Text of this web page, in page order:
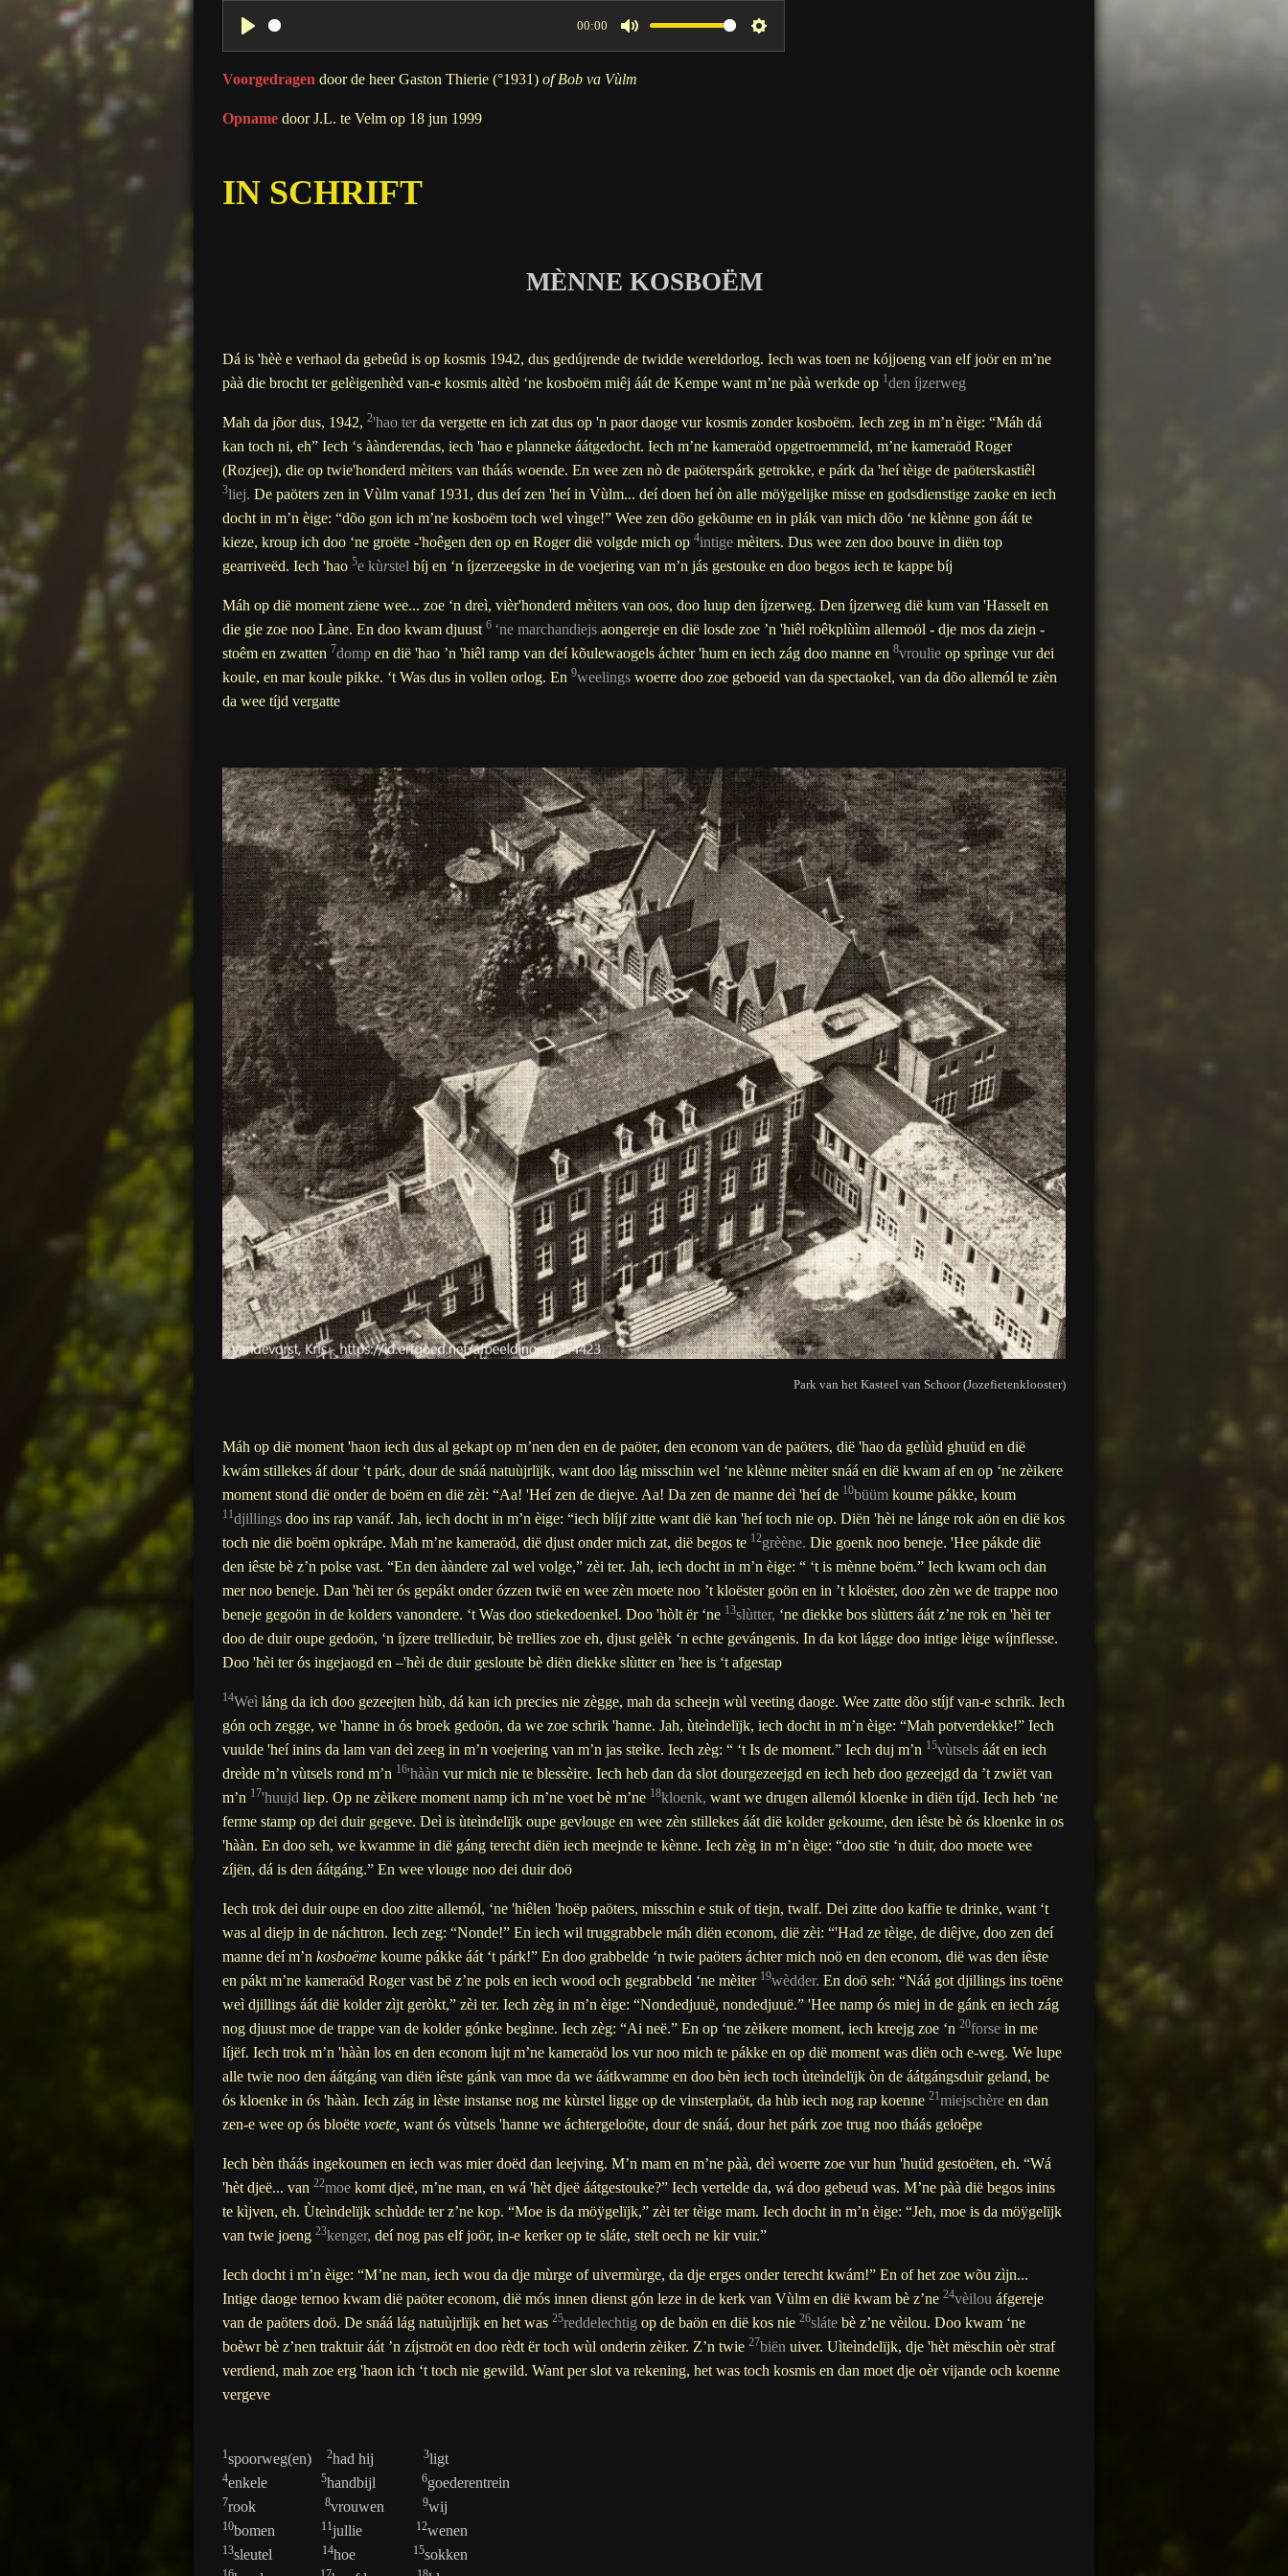
P
l
y
00:00
M
u
S
Voorgedragen door de heer Gaston Thierie (°1931) of Bob va Vùlm
Opname door J.L. te Velm op 18 jun 1999
IN SCHRIFT
MÈNNE KOSBOËM
Dá is 'hèè e verhaol da gebeûd is op kosmis 1942, dus gedújrende de twidde wereldorlog. Iech was toen ne kójjoeng van elf joör en m’ne
pàà die brocht ter gelèigenhèd van-e kosmis altèd ‘ne kosboëm miêj áát de Kempe want m’ne pàà werkde op 1den íjzerweg
Mah da jõor dus, 1942, 2'hao terda vergette en ich zat dus op 'n paor daoge vur kosmis zonder kosboëm. Iech zeg in m’n èige: “Máh dá
kan toch ni, eh” Iech ‘s àànderendas, iech 'hao e planneke áátgedocht. Iech m’ne kameraöd opgetroemmeld, m’ne kameraöd Roger
(Rozjeej), die op twie'honderd mèiters van tháás woende. En wee zen nò de paöterspárk getrokke, e párk da 'heí tèige de paöterskastiêl
3liej. De paöters zen in Vùlm vanaf 1931, dus deí zen 'heí in Vùlm... deí doen heí òn alle möÿgelijke misse en godsdienstige zaoke en iech
docht in m’n èige: “dõo gon ich m’ne kosboëm toch wel vìnge!” Wee zen dõo gekõume en in plák van mich dõo ‘ne klènne gon áát te
kieze, kroup ich doo ‘ne groëte -'hoêgen den op en Roger dië volgde mich op 4intige mèiters. Dus wee zen doo bouve in diën top
gearriveëd. Iech 'hao 5e kùrstel bíj en ‘n íjzerzeegske in de voejering van m’n jás gestouke en doo begos iech te kappe bíj
Máh op dië moment ziene wee... zoe ‘n dreì, vièr'honderd mèiters van oos, doo luup den íjzerweg. Den íjzerweg dië kum van 'Hasselt en
die gie zoe noo Làne. En doo kwam djuust 6 ‘ne marchandiejs aongereje en dië losde zoe ’n 'hiêl roêkplùìm allemoöl - dje mos da ziejn -
stoêm en zwatten 7domp en dië 'hao ’n 'hiêl ramp van deí kõulewaogels áchter 'hum en iech zág doo manne en 8vroulie op sprìnge vur dei
koule, en mar koule pikke. ‘t Was dus in vollen orlog. En 9weelings woerre doo zoe geboeid van da spectaokel, van da dõo allemól te zièn
da wee tíjd vergatte
Park van het Kasteel van Schoor (Jozefietenklooster)
Máh op dië moment 'haon iech dus al gekapt op m’nen den en de paöter, den econom van de paöters, dië 'hao da gelùìd ghuüd en dië
kwám stillekes áf dour ‘t párk, dour de snáá natuùjrlïjk, want doo lág misschin wel ‘ne klènne mèiter snáá en dië kwam af en op ‘ne zèikere
moment stond dië onder de boëm en dië zèi: “Aa! 'Heí zen de diejve. Aa! Da zen de manne deì 'heí de 10büüm koume pákke, koum
11djillings doo ins rap vanáf. Jah, iech docht in m’n èige: “iech blíjf zitte want dië kan 'heí toch nie op. Diën 'hèi ne lánge rok aön en dië kos
toch nie dië boëm opkrápe. Mah m’ne kameraöd, dië djust onder mich zat, dië begos te 12grèène. Die goenk noo beneje. 'Hee pákde dië
den iêste bè z’n polse vast. “En den ààndere zal wel volge,” zèi ter. Jah, iech docht in m’n èige: “ ‘t is mènne boëm.” Iech kwam och dan
mer noo beneje. Dan 'hèi ter ós gepákt onder ózzen twië en wee zèn moete noo ’t kloëster goön en in ’t kloëster, doo zèn we de trappe noo
beneje gegoön in de kolders vanondere. ‘t Was doo stiekedoenkel. Doo 'hòlt ër ‘ne 13slùtter, ‘ne diekke bos slùtters áát z’ne rok en 'hèi ter
doo de duir oupe gedoön, ‘n íjzere trellieduir, bè trellies zoe eh, djust gelèk ‘n echte gevángenis. In da kot lágge doo intige lèige wíjnflesse.
Doo 'hèi ter ós ingejaogd en –'hèi de duir gesloute bè diën diekke slùtter en 'hee is ‘t afgestap
14Weì láng da ich doo gezeejten hùb, dá kan ich precies nie zègge, mah da scheejn wùl veeting daoge. Wee zatte dõo stíjf van-e schrik. Iech
gón och zegge, we 'hanne in ós broek gedoön, da we zoe schrik 'hanne. Jah, ùteìndelïjk, iech docht in m’n èige: “Mah potverdekke!” Iech
vuulde 'heí inins da lam van deì zeeg in m’n voejering van m’n jas steìke. Iech zèg: “ ‘t Is de moment.” Iech duj m’n 15vùtsels áát en iech
dreìde m’n vùtsels rond m’n 16'hààn vur mich nie te blessèire. Iech heb dan da slot dourgezeejgd en iech heb doo gezeejgd da ’t zwiët van
m’n 17'huujd liep. Op ne zèikere moment namp ich m’ne voet bè m’ne 18kloenk, want we drugen allemól kloenke in diën tíjd. Iech heb ‘ne
ferme stamp op dei duir gegeve. Deì is ùteìndelïjk oupe gevlouge en wee zèn stillekes áát dië kolder gekoume, den iêste bè ós kloenke in os
'hààn. En doo seh, we kwamme in dië gáng terecht diën iech meejnde te kènne. Iech zèg in m’n èige: “doo stie ‘n duir, doo moete wee
zíjën, dá is den áátgáng.” En wee vlouge noo dei duir doö
Iech trok dei duir oupe en doo zitte allemól, ‘ne 'hiêlen 'hoëp paöters, misschin e stuk of tiejn, twalf. Dei zitte doo kaffie te drinke, want ‘t
was al diejp in de náchtron. Iech zeg: “Nonde!” En iech wil truggrabbele máh diën econom, dië zèi: “'Had ze tèige, de diêjve, doo zen deí
manne deí m’n kosboëme koume pákke áát ‘t párk!” En doo grabbelde ‘n twie paöters áchter mich noö en den econom, dië was den iêste
en pákt m’ne kameraöd Roger vast bë z’ne pols en iech wood och gegrabbeld ‘ne mèiter 19wèdder. En doö seh: “Náá got djillings ins toëne
weì djillings áát dië kolder zìjt geròkt,” zèi ter. Iech zèg in m’n èige: “Nondedjuuë, nondedjuuë.” 'Hee namp ós miej in de gánk en iech zág
nog djuust moe de trappe van de kolder gónke begìnne. Iech zèg: “Ai neë.” En op ‘ne zèikere moment, iech kreejg zoe ‘n 20forse in me
líjëf. Iech trok m’n 'hààn los en den econom lujt m’ne kameraöd los vur noo mich te pákke en op dië moment was diën och e-weg. We lupe
alle twie noo den áátgáng van diën iêste gánk van moe da we áátkwamme en doo bèn iech toch ùteìndelïjk òn de áátgángsduir geland, be
ós kloenke in ós 'hààn. Iech zág in lèste instanse nog me kùrstel ligge op de vinsterplaöt, da hùb iech nog rap koenne 21miejschère en dan
zen-e wee op ós bloëte voete, want ós vùtsels 'hanne we áchtergeloöte, dour de snáá, dour het párk zoe trug noo tháás geloêpe
Iech bèn tháás ingekoumen en iech was mier doëd dan leejving. M’n mam en m’ne pàà, deì woerre zoe vur hun 'huüd gestoëten, eh. “Wá
'hèt djeë... van 22moe komt djeë, m’ne man, en wá 'hèt djeë áátgestouke?” Iech vertelde da, wá doo gebeud was. M’ne pàà dië begos inins
te kìjven, eh. Ùteìndelïjk schùdde ter z’ne kop. “Moe is da möÿgelïjk,” zèi ter tèige mam. Iech docht in m’n èige: “Jeh, moe is da möÿgelïjk
van twie joeng 23kenger, deí nog pas elf joör, in-e kerker op te sláte, stelt oech ne kir vuir.”
Iech docht i m’n èige: “M’ne man, iech wou da dje mùrge of uivermùrge, da dje erges onder terecht kwám!” En of het zoe wõu zìjn...
Intige daoge ternoo kwam dië paöter econom, dië mós innen dienst gón leze in de kerk van Vùlm en dië kwam bè z’ne 24vèilou áfgereje
van de paöters doö. De snáá lág natuùjrlïjk en het was 25reddelechtig op de baön en dië kos nie 26sláte bè z’ne vèilou. Doo kwam ‘ne
boèwr bè z’nen traktuir áát ’n zíjstroöt en doo rèdt ër toch wùl onderin zèiker. Z’n twie 27biën uiver. Uìteìndelïjk, dje 'hèt mëschin oèr straf
verdiend, mah zoe erg 'haon ich ‘t toch nie gewild. Want per slot va rekening, het was toch kosmis en dan moet dje oèr vijande och koenne
vergeve
1spoorweg(en) 2had hij 3ligt
4enkele 5handbijl 6goederentrein
7rook 8vrouwen 9wij
10bomen 11jullie 12wenen
13sleutel 14hoe 15sokken